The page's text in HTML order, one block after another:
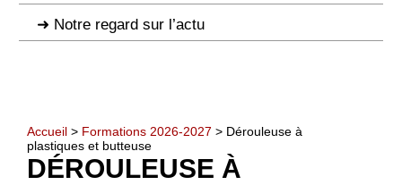
Notre regard sur l’actu
Accueil > Formations 2026-2027 > Dérouleuse à
plastiques et butteuse
DÉROULEUSE À